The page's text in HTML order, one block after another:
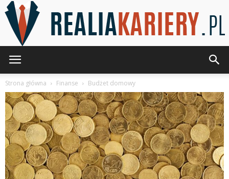
Strona główna Finanse Budżet domowy